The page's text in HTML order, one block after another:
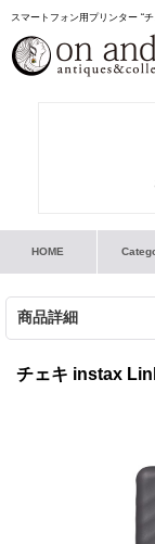
スマートフォン用プリンター “
HOME
商品詳細
チェキ instax